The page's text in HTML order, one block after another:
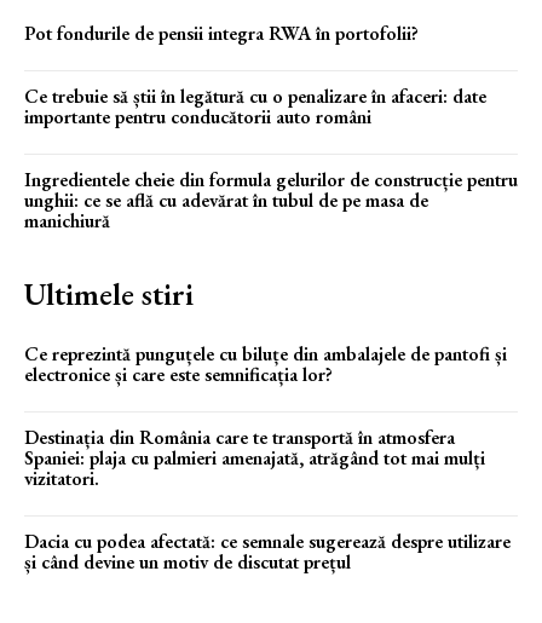
Pot fondurile de pensii integra RWA în portofolii?
Ce trebuie să știi în legătură cu o penalizare în afaceri: date
importante pentru conducătorii auto români
Ingredientele cheie din formula gelurilor de construcție pentru
unghii: ce se află cu adevărat în tubul de pe masa de
manichiură
Ultimele stiri
Ce reprezintă punguțele cu biluțe din ambalajele de pantofi și
electronice și care este semnificația lor?
Destinația din România care te transportă în atmosfera
Spaniei: plaja cu palmieri amenajată, atrăgând tot mai mulți
vizitatori.
Dacia cu podea afectată: ce semnale sugerează despre utilizare
și când devine un motiv de discutat prețul